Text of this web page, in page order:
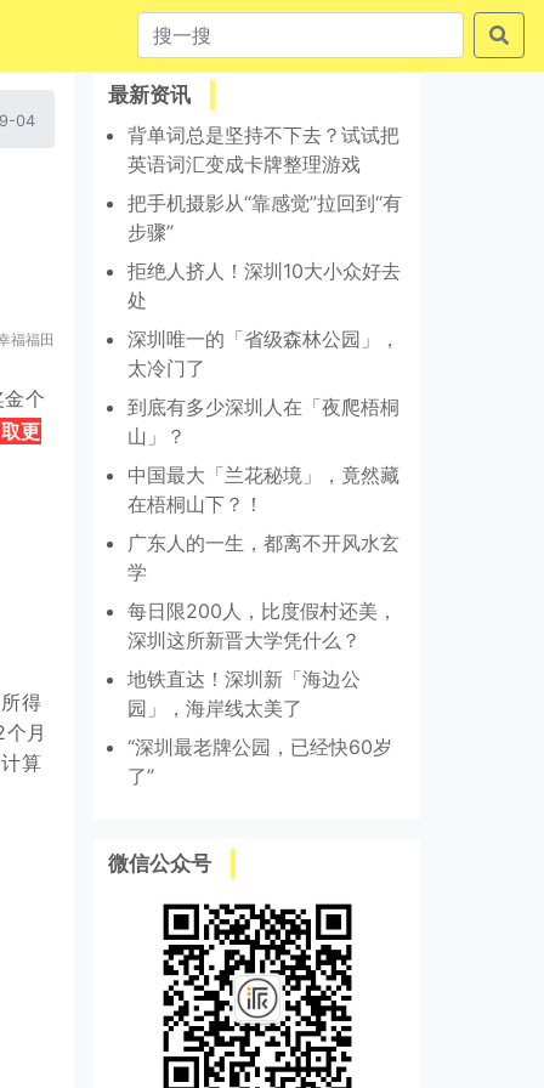
04
福福田
个
更
得
月
算
最新资讯
背单词总是坚持不下去？试试把
英语词汇变成卡牌整理游戏
把手机摄影从“靠感觉”拉回到“有
步骤”
拒绝人挤人！深圳10大小众好去
处
深圳唯一的「省级森林公园」，
太冷门了
到底有多少深圳人在「夜爬梧桐
山」？
中国最大「兰花秘境」，竟然藏
在梧桐山下？！
广东人的一生，都离不开风水玄
学
每日限200人，比度假村还美，
深圳这所新晋大学凭什么？
地铁直达！深圳新「海边公
园」，海岸线太美了
“深圳最老牌公园，已经快60岁
了”
微信公众号